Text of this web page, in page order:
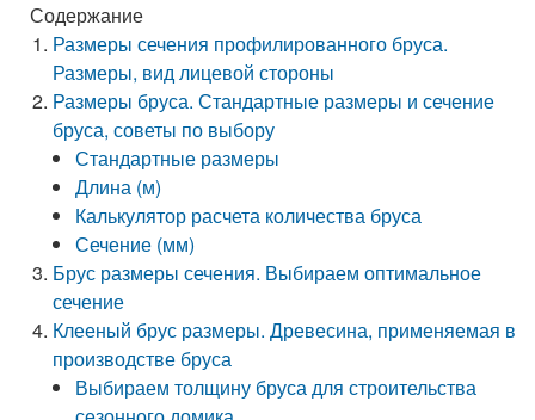
Содержание
Размеры сечения профилированного бруса.
Размеры, вид лицевой стороны
Размеры бруса. Стандартные размеры и сечение
бруса, советы по выбору
Стандартные размеры
Длина (м)
Калькулятор расчета количества бруса
Сечение (мм)
Брус размеры сечения. Выбираем оптимальное
сечение
Клееный брус размеры. Древесина, применяемая в
производстве бруса
Выбираем толщину бруса для строительства